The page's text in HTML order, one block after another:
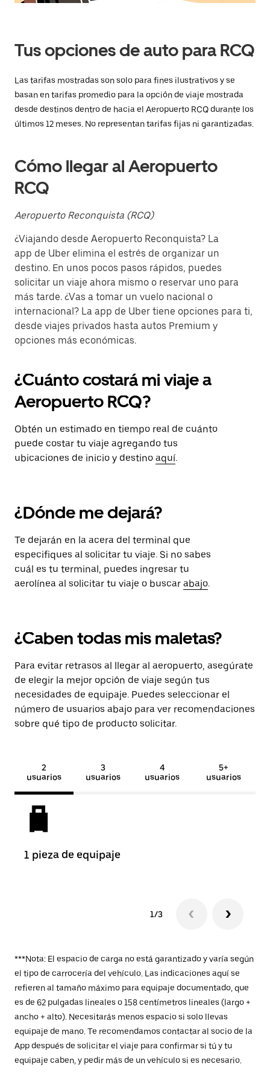
el
calendario.
Tus opciones de auto para RCQ
Las tarifas mostradas son solo para fines ilustrativos y se
basan en tarifas promedio para la opción de viaje mostrada
desde destinos dentro de hacia el Aeropuerto RCQ durante los
últimos 12 meses. No representan tarifas fijas ni garantizadas.
Cómo llegar al Aeropuerto
RCQ
Aeropuerto Reconquista (RCQ)
¿Viajando desde Aeropuerto Reconquista? La
app de Uber elimina el estrés de organizar un
destino. En unos pocos pasos rápidos, puedes
solicitar un viaje ahora mismo o reservar uno para
más tarde. ¿Vas a tomar un vuelo nacional o
internacional? La app de Uber tiene opciones para ti,
desde viajes privados hasta autos Premium y
opciones más económicas.
¿Cuánto costará mi viaje a
Aeropuerto RCQ?
Obtén un estimado en tiempo real de cuánto
puede costar tu viaje agregando tus
ubicaciones de inicio y destino aquí.
¿Dónde me dejará?
Te dejarán en la acera del terminal que
especifiques al solicitar tu viaje. Si no sabes
cuál es tu terminal, puedes ingresar tu
aerolínea al solicitar tu viaje o buscar abajo.
¿Caben todas mis maletas?
Para evitar retrasos al llegar al aeropuerto, asegúrate
de elegir la mejor opción de viaje según tus
necesidades de equipaje. Puedes seleccionar el
número de usuarios abajo para ver recomendaciones
sobre qué tipo de producto solicitar.
2
usuarios
3
usuarios
4
usuarios
5+
usuarios
1 pieza de equipaje
1/3
***Nota: El espacio de carga no está garantizado y varía según
el tipo de carrocería del vehículo. Las indicaciones aquí se
refieren al tamaño máximo para equipaje documentado, que
es de 62 pulgadas lineales o 158 centímetros lineales (largo +
ancho + alto). Necesitarás menos espacio si solo llevas
equipaje de mano. Te recomendamos contactar al socio de la
App después de solicitar el viaje para confirmar si tú y tu
equipaje caben, y pedir más de un vehículo si es necesario.